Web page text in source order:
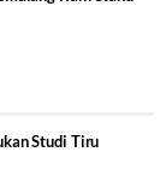
Studi Tiru